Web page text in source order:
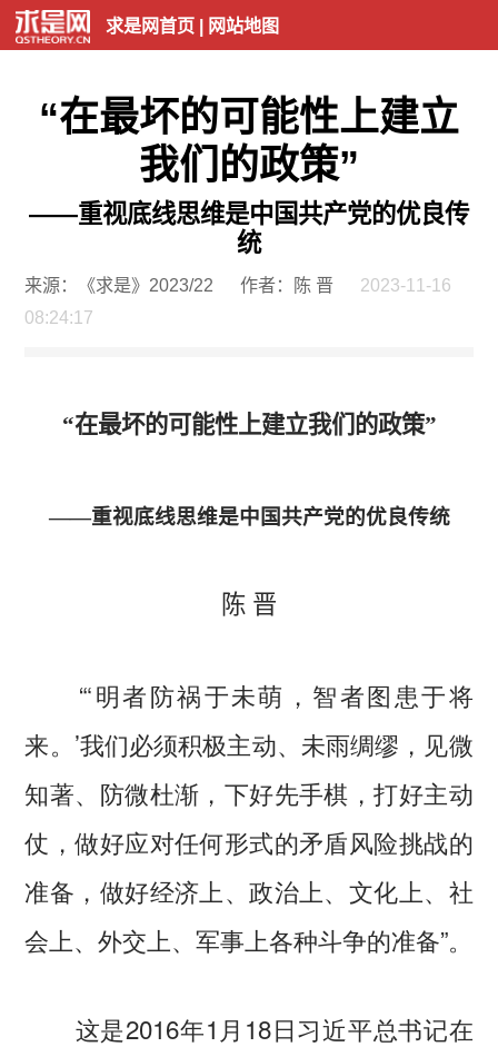
求是网首页| 网站地图
“在最坏的可能性上建立
我们的政策”
——重视底线思维是中国共产党的优良传
统
来源：《求是》2023/22 作者：陈 晋
2023-11-16
08:24:17
“在最坏的可能性上建立我们的政策”
——重视底线思维是中国共产党的优良传统
陈 晋
“‘明者防祸于未萌，智者图患于将
来。’我们必须积极主动、未雨绸缪，见微
知著、防微杜渐，下好先手棋，打好主动
仗，做好应对任何形式的矛盾风险挑战的
准备，做好经济上、政治上、文化上、社
会上、外交上、军事上各种斗争的准备”。
这是2016年1月18日习近平总书记在